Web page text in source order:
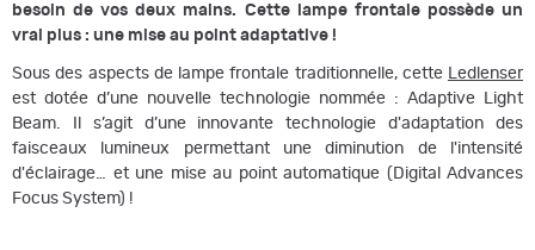
besoin de vos deux mains. Cette lampe frontale possède un
vrai plus : une mise au point adaptative !
Sous des aspects de lampe frontale traditionnelle, cette
Ledlenser
est dotée d’une nouvelle technologie nommée : Adaptive Light
Beam. Il s’agit d’une innovante technologie d'adaptation des
faisceaux lumineux permettant une diminution de l'intensité
d'éclairage… et une mise au point automatique (Digital Advances
Focus System) !